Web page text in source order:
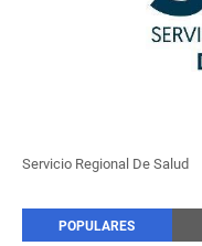
Servicio Regional De Salud
POPULARES